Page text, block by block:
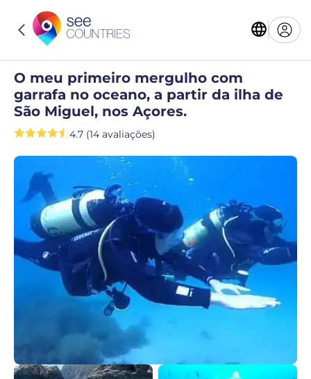
O meu primeiro mergulho com
garrafa no oceano, a partir da ilha de
São Miguel, nos Açores.
4.7 (14 avaliações)